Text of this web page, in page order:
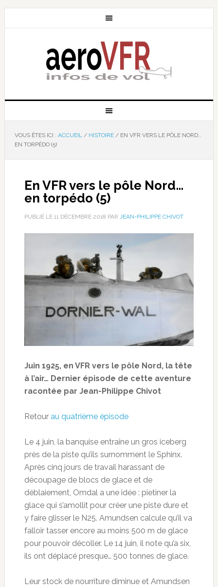
VOUS ÊTES ICI : ACCUEIL / HISTOIRE /EN VFR VERS LE PÔLE NORD…
EN TORPÉDO (5)
En VFR vers le pôle Nord…
en torpédo (5)
PUBLIÉ LE 11 DÉCEMBRE 2018 PAR JEAN-PHILIPPE CHIVOT
Juin 1925, en VFR vers le pôle Nord, la tête
à l’air… Dernier épisode de cette aventure
racontée par Jean-Philippe Chivot
Retour au quatrième épisode
Le 4 juin, la banquise entraîne un gros iceberg
près de la piste qu’ils surnomment le Sphinx.
Après cinq jours de travail harassant de
découpage de blocs de glace et de
déblaiement, Omdal a une idée : pietiner la
glace qui s’amollit pour créer une piste dure et
y faire glisser le N25. Amundsen calcule qu’il va
falloir tasser encore au moins 500 m de glace
pour pouvoir décoller. Le 14 juin, il note qu’a six,
ils ont déplacé presque… 500 tonnes de glace.
Leur stock de nourriture diminue et Amundsen